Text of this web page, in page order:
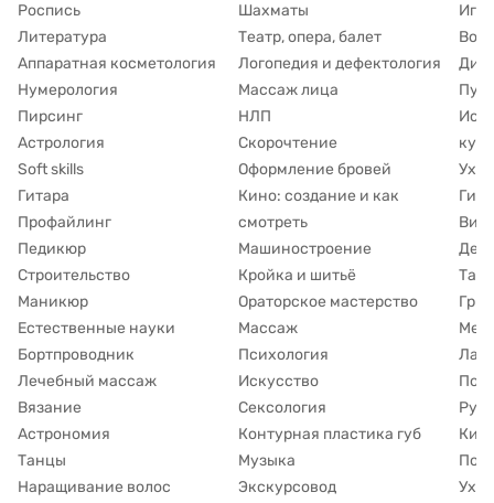
Роспись
Литература
Аппаратная косметология
Нумерология
Пирсинг
Астрология
Soft skills
Гитара
Профайлинг
Педикюр
Строительство
Маникюр
Естественные науки
Бортпроводник
Лечебный массаж
Вязание
Астрономия
Танцы
Наращивание волос
Шахматы
Театр, опера, балет
Логопедия и дефектология
Массаж лица
НЛП
Скорочтение
Оформление бровей
Кино: создание и как
смотреть
Машиностроение
Кройка и шитьё
Ораторское мастерство
Массаж
Психология
Искусство
Сексология
Контурная пластика губ
Музыка
Экскурсовод
Таро